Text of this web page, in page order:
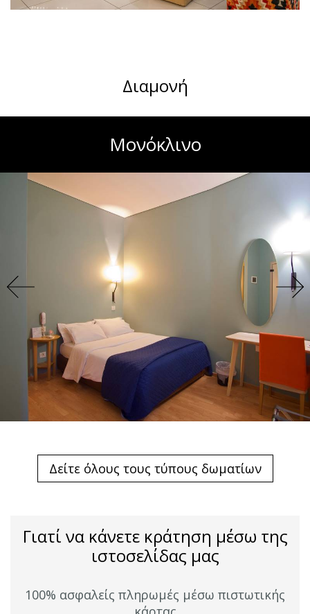
Διαμονή
Μονόκλινο
Δείτε όλους τους τύπους δωματίων
Γιατί να κάνετε κράτηση μέσω της
ιστοσελίδας μας
100% ασφαλείς πληρωμές μέσω πιστωτικής